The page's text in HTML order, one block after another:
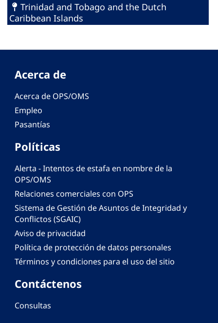
Trinidad and Tobago and the Dutch
Caribbean Islands
Acerca de
Acerca de OPS/OMS
Empleo
Pasantías
Políticas
Alerta - Intentos de estafa en nombre de la
OPS/OMS
Relaciones comerciales con OPS
Sistema de Gestión de Asuntos de Integridad y
Conflictos (SGAIC)
Aviso de privacidad
Política de protección de datos personales
Términos y condiciones para el uso del sitio
Contáctenos
Consultas